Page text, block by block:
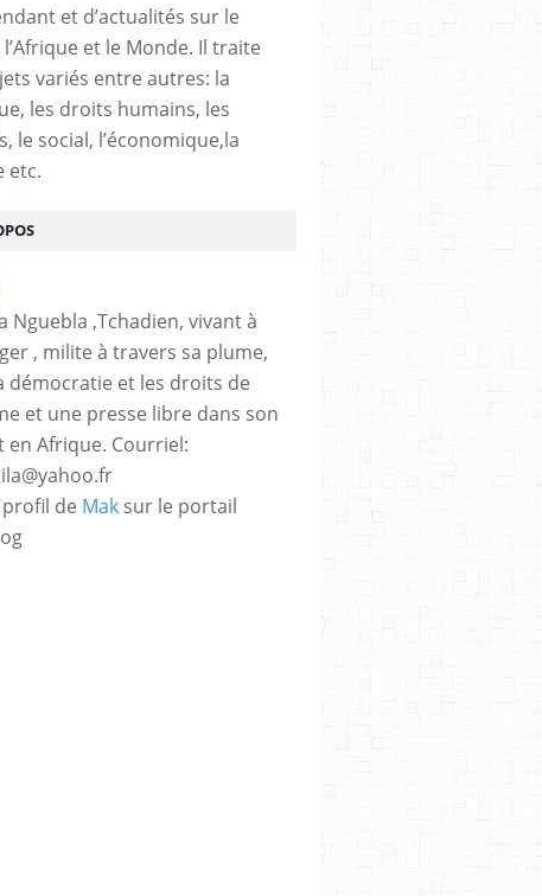
et d’actualités sur le
l’Afrique et le Monde. Il traite
variés entre autres: la
les droits humains, les
le social, l’économique,la
etc.
Nguebla ,Tchadien, vivant à
, milite à travers sa plume,
démocratie et les droits de
et une presse libre dans son
en Afrique. Courriel:
de Mak sur le portail